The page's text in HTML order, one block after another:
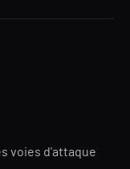
voies d'attaque